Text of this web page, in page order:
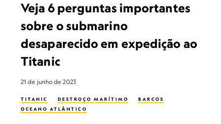
Veja 6 perguntas importantes
sobre o submarino
desaparecido em expedição ao
Titanic
21 de junho de 2023
TITANIC DESTROÇO MARÍTIMO
BARCOS
OCEANO ATLÂNTICO